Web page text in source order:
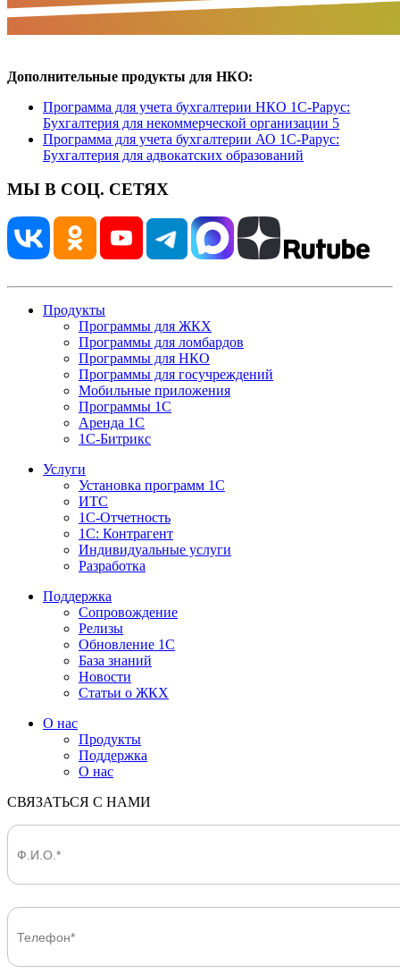
Дополнительные продукты для НКО:
Программа для учета бухгалтерии НКО 1С-Рарус:
Бухгалтерия для некоммерческой организации 5
Программа для учета бухгалтерии АО 1С-Рарус:
Бухгалтерия для адвокатских образований
МЫ В СОЦ. СЕТЯХ
Продукты
Программы для ЖКХ
Программы для ломбардов
Программы для НКО
Программы для госучреждений
Мобильные приложения
Программы 1С
Аренда 1С
1С-Битрикс
Услуги
Установка программ 1С
ИТС
1С-Отчетность
1С: Контрагент
Индивидуальные услуги
Разработка
Поддержка
Сопровождение
Релизы
Обновление 1С
База знаний
Новости
Статьи о ЖКХ
О нас
Продукты
Поддержка
О нас
СВЯЗАТЬСЯ С НАМИ